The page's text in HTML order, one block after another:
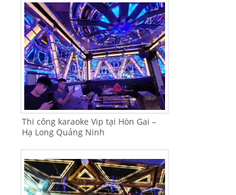
Thi công karaoke Vip tại Hòn Gai –
Hạ Long Quảng Ninh